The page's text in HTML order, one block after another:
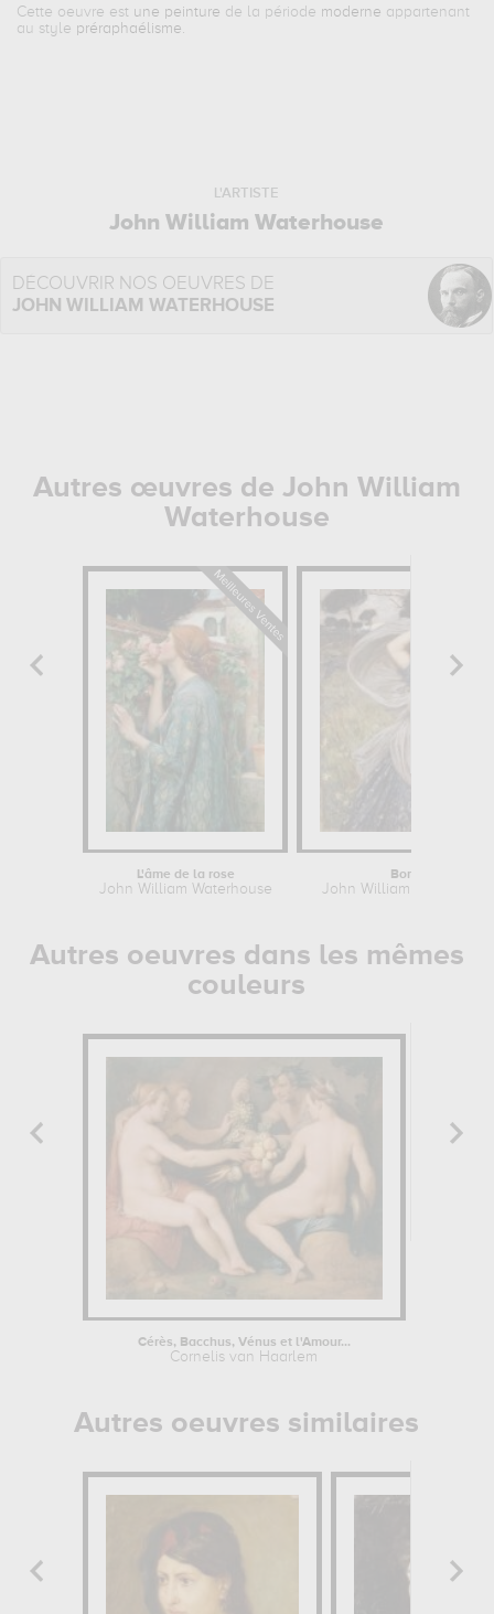
Cette oeuvre est une peinture de la période moderne appartenant
au style préraphaélisme.
L'ARTISTE
John William Waterhouse
DÉCOUVRIR NOS OEUVRES DE
JOHN WILLIAM WATERHOUSE
Autres œuvres de John William
Waterhouse
L'âme de la rose
John William Waterhouse
Borée
John William
Autres oeuvres dans les mêmes
couleurs
Cérès, Bacchus, Vénus et l'Amour...
Cornelis van Haarlem
Autres oeuvres similaires